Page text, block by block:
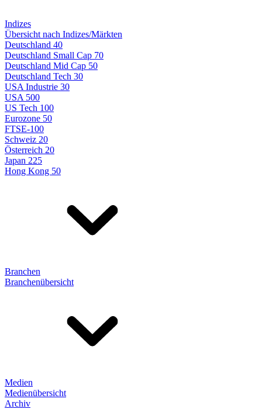
Indizes
Übersicht nach Indizes/Märkten
Deutschland 40
Deutschland Small Cap 70
Deutschland Mid Cap 50
Deutschland Tech 30
USA Industrie 30
USA 500
US Tech 100
Eurozone 50
FTSE-100
Schweiz 20
Österreich 20
Japan 225
Hong Kong 50
Branchen
Branchenübersicht
Medien
Medienübersicht
Archiv